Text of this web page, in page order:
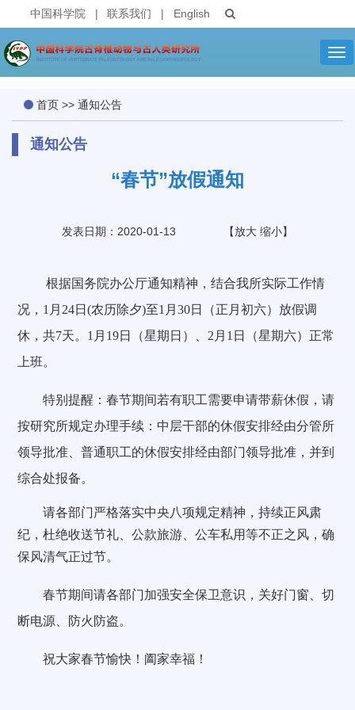
中国科学院 | 联系我们 | English
首页 >> 通知公告
通知公告
“春节”放假通知
发表日期：2020-01-13 【放大 缩小】
根据国务院办公厅通知精神，结合我所实际工作情
况， 1 月 24日(农历除夕)至1 月30日（正月初六）放假调
休，共7天。 1 月 19日（星期日）、 2 月 1 日（星期六）正常
上班。
特别提醒：春节期间若有职工需要申请带薪休假，请
按研究所规定办理手续：中层干部的休假安排经由分管所
领导批准、普通职工的休假安排经由部门领导批准，并到
综合处报备。
请各部门严格落实中央八项规定精神，持续正风肃
纪，杜绝收送节礼、公款旅游、公车私用等不正之风，确
保风清气正过节。
春节期间请各部门加强安全保卫意识，关好门窗、切
断电源、防火防盗。
祝大家春节愉快！阖家幸福！